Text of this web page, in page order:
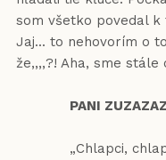
som všetko povedal k
Jaj... to nehovorím o
že,,,,?! Aha, sme stále
PANI
„Chlapci, chlapci,